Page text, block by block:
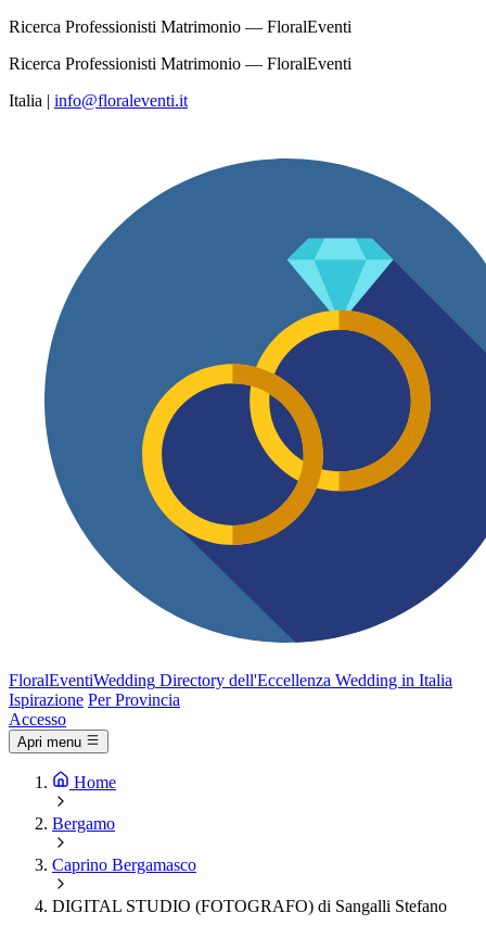
Ricerca Professionisti Matrimonio — FloralEventi
Ricerca Professionisti Matrimonio — FloralEventi
Italia | info@floraleventi.it
FloralEventiWedding Directory dell'Eccellenza Wedding in Italia
Ispirazione Per Provincia
Accesso
Apri menu
Home
Bergamo
Caprino Bergamasco
DIGITAL STUDIO (FOTOGRAFO) di Sangalli Stefano